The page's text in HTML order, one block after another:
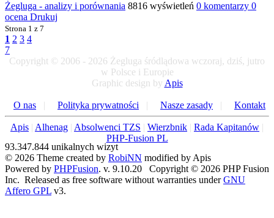
Żegluga - analizy i porównania 8816 wyświetleń 0 komentarzy 0
ocena Drukuj
Strona 1 z 7
1 2 3 4
7
Copyright © 2006 - 2026 Żegluga śródlądowa wczoraj, dziś, jutro
w Polsce i Europie
Graphic design by Apis
O nas | Polityka prywatności | Nasze zasady | Kontakt
Apis | Alhenag | Absolwenci TZS | Wierzbnik | Rada Kapitanów |
PHP-Fusion PL
93.347.844 unikalnych wizyt
© 2026 Theme created by RobiNN modified by Apis
Powered by PHPFusion. v. 9.10.20 Copyright © 2026 PHP Fusion
Inc. Released as free software without warranties underGNU
Affero GPL v3.